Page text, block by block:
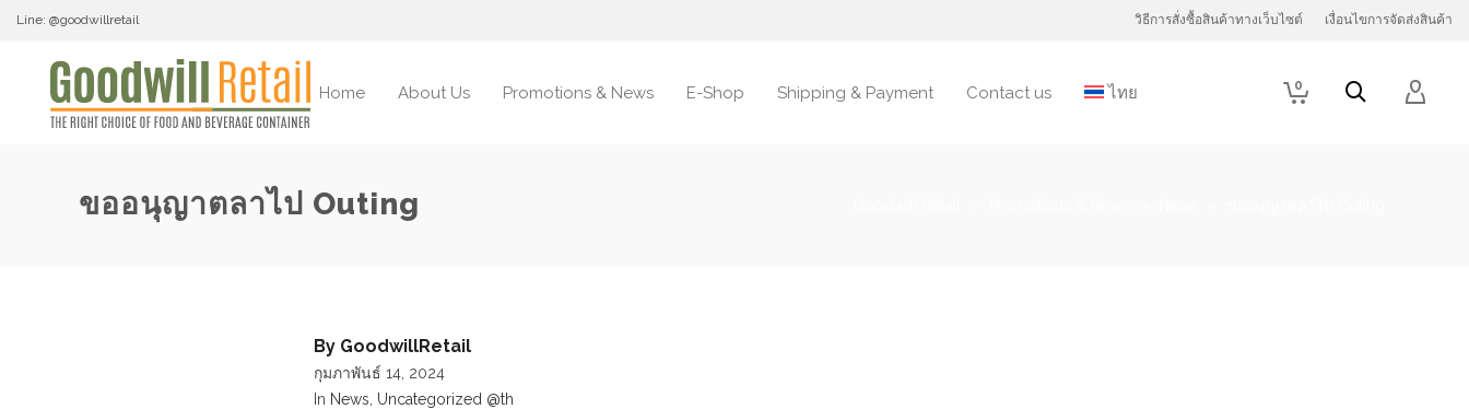
Line: @goodwillretail วิธีการสั่งซื้อสินค้าทางเว็บไซต์ เงื่อนไขการจัดส่งสินค้า
Home About Us Promotions & News E-Shop Shipping & Payment Contact us ไทย 0
ขออนุญาตลาไป Outing
By GoodwillRetail
กุมภาพันธ์ 14, 2024
In News Uncategorized @th